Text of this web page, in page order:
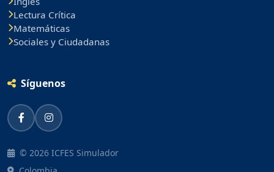
Lectura Crítica
Matemáticas
Sociales y Ciudadanas
Síguenos
© 2026 ICFES Simulador